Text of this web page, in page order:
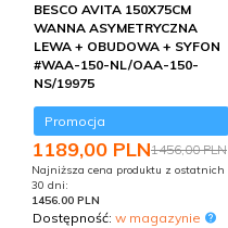
BESCO AVITA 150X75CM
WANNA ASYMETRYCZNA
LEWA + OBUDOWA + SYFON
#WAA-150-NL/OAA-150-
NS/19975
Promocja
1189,00 PLN1456,00 PLN
Najniższa cena produktu z ostatnich
30 dni:
1456.00 PLN
Dostępność: w magazynie